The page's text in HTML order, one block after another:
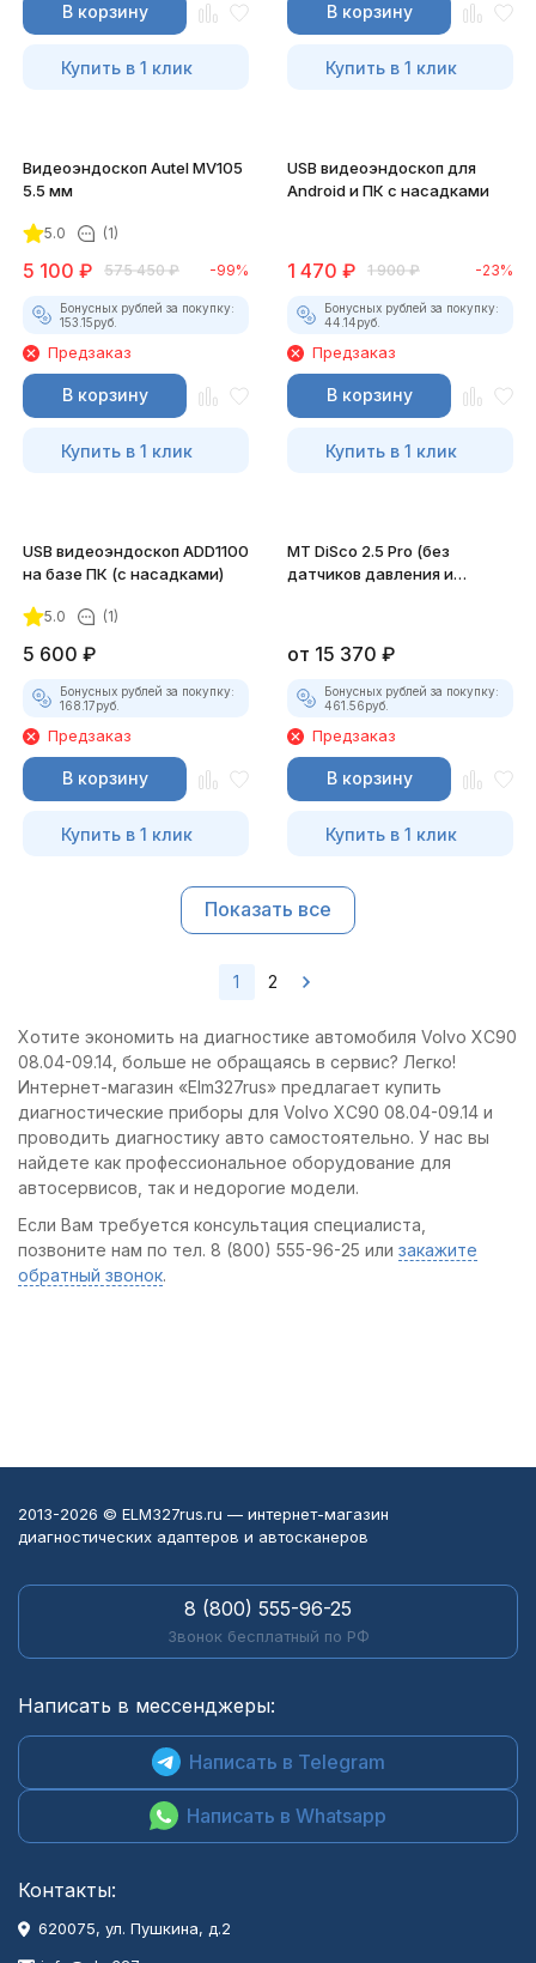
В корзину
Купить в 1 клик
В корзину
Купить в 1 клик
Видеоэндоскоп Autel MV105
5.5 мм
5.0 (1)
5 100 ₽ 575 450 ₽ -99%
Бонусных рублей за покупку:
153.15руб.
Предзаказ
В корзину
Купить в 1 клик
USB видеоэндоскоп для
Android и ПК с насадками
1 470 ₽ 1 900 ₽ -23%
Бонусных рублей за покупку:
44.14руб.
Предзаказ
В корзину
Купить в 1 клик
USB видеоэндоскоп ADD1100
на базе ПК (с насадками)
5.0 (1)
5 600 ₽
Бонусных рублей за покупку:
168.17руб.
Предзаказ
В корзину
Купить в 1 клик
MT DiSco 2.5 Pro (без
датчиков давления и
от 15 370 ₽
Бонусных рублей за покупку:
461.56руб.
Предзаказ
В корзину
Купить в 1 клик
Показать все
1 2
Хотите экономить на диагностике автомобиля Volvo XC90
08.04-09.14, больше не обращаясь в сервис? Легко!
Интернет-магазин «Elm327rus» предлагает купить
диагностические приборы для Volvo XC90 08.04-09.14 и
проводить диагностику авто самостоятельно. У нас вы
найдете как профессиональное оборудование для
автосервисов, так и недорогие модели.
Если Вам требуется консультация специалиста,
позвоните нам по тел. 8 (800) 555-96-25 или закажите
обратный звонок.
2013-2026 © ELM327rus.ru — интернет-магазин
диагностических адаптеров и автосканеров
8 (800) 555-96-25
Звонок бесплатный по РФ
Написать в мессенджеры:
Написать в Telegram
Написать в Whatsapp
Контакты:
620075, ул. Пушкина, д.2